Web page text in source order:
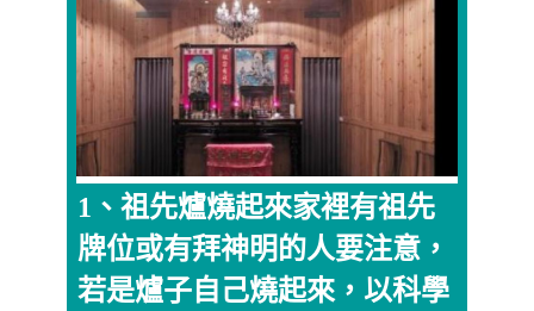
1、祖先爐燒起來家裡有祖先
牌位或有拜神明的人要注意，
若是爐子自己燒起來，以科學